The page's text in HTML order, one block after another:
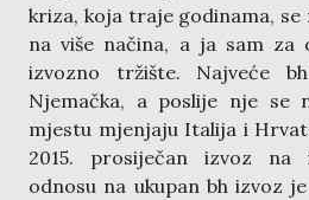
kriza, koja traje godinama, se
na više načina, a ja sam za
izvozno tržište. Najveće
Njemačka, a poslije nje se
mjestu mjenjaju Italija i
2015. prosiječan izvoz na
odnosu na ukupan bh izvoz